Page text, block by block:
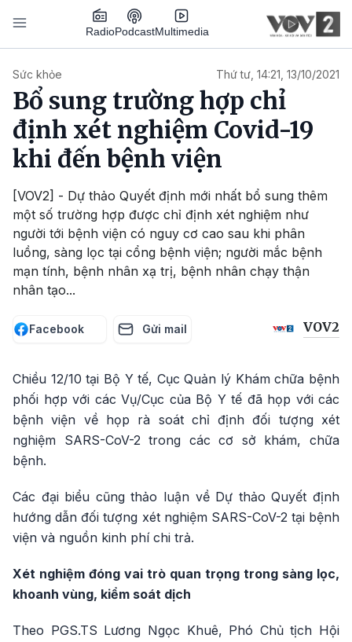
Nhảy đến nội dung
RadioPodcastMultimedia
Sức khỏe Thứ tư, 14:21, 13/10/2021
Bổ sung trường hợp chỉ
định xét nghiệm Covid-19
khi đến bệnh viện
[VOV2] - Dự thảo Quyết định mới nhất bổ sung thêm
một số trường hợp được chỉ định xét nghiệm như
người tới bệnh viện có nguy cơ cao sau khi phân
luồng, sàng lọc tại cổng bệnh viện; người mắc bệnh
mạn tính, bệnh nhân xạ trị, bệnh nhân chạy thận
nhân tạo...
Facebook Gửi mail VOV2
Chiều 12/10 tại Bộ Y tế, Cục Quản lý Khám chữa bệnh
phối hợp với các Vụ/Cục của Bộ Y tế đã họp với các
bệnh viện về họp rà soát chỉ định đối tượng xét
nghiệm SARS-CoV-2 trong các cơ sở khám, chữa
bệnh.
Các đại biểu cũng thảo luận về Dự thảo Quyết định
hướng dẫn đối tượng xét nghiệm SARS-CoV-2 tại bệnh
viện và nguồn kinh phí chi trả.
Xét nghiệm đóng vai trò quan trọng trong sàng lọc,
khoanh vùng, kiểm soát dịch
Theo PGS.TS Lương Ngọc Khuê, Phó Chủ tịch Hội